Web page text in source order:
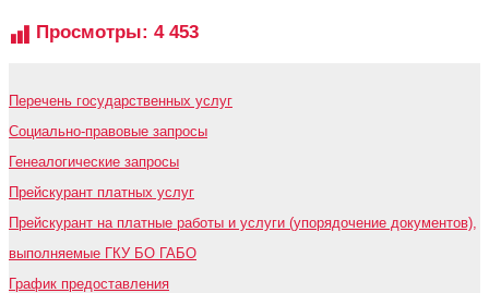
Просмотры: 4 453
Перечень государственных услуг
Социально-правовые запросы
Генеалогические запросы
Прейскурант платных услуг
Прейскурант на платные работы и услуги (упорядочение документов),
выполняемые ГКУ БО ГАБО
График предоставления